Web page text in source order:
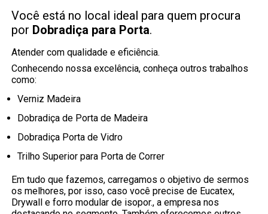
Você está no local ideal para quem procura
por Dobradiça para Porta.
Atender com qualidade e eficiência.
Conhecendo nossa excelência, conheça outros trabalhos
como:
Verniz Madeira
Dobradiça de Porta de Madeira
Dobradiça Porta de Vidro
Trilho Superior para Porta de Correr
Em tudo que fazemos, carregamos o objetivo de sermos
os melhores, por isso, caso você precise de Eucatex,
Drywall e forro modular de isopor., a empresa nos